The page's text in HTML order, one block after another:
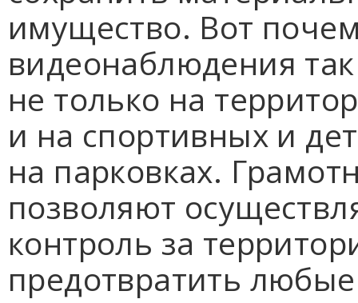
имущество. Вот
видеонаблюдения
не только на
и на спортивных и
на парковках.
позволяют
контроль за
предотвратить